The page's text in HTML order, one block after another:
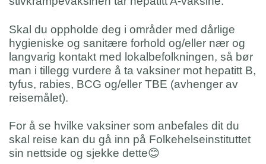
Skal du oppholde deg i områder med dårlige
hygieniske og sanitære forhold og/eller nær og
langvarig kontakt med lokalbefolkningen, så bør
man i tillegg vurdere å ta vaksiner mot hepatitt B,
tyfus, rabies, BCG og/eller TBE (avhenger av
reisemålet).
For å se hvilke vaksiner som anbefales dit du
skal reise kan du gå inn på Folkehelseinstituttet
sin nettside og sjekke dette😊